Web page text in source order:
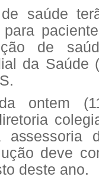
saúde
de
da Saúde
ontem
assessoria
deve
deste ano.